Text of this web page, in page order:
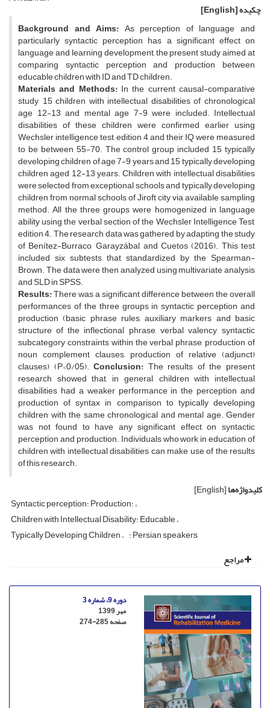
چکیده[English]
Background and Aims: As perception of language and
particularly syntactic perception has a significant effect on
language and learning development, the present study aimed at
comparing syntactic perception and production between
educable children with ID and TD children.
Materials and Methods:In the current causal-comparative
study, 15 children with intellectual disabilities of chronological
age 12-13 and mental age 7-9 were included. Intellectual
disabilities of these children were confirmed earlier using
Wechsler intelligence test, edition 4, and their IQ were measured
to be between 55-70. The control group included 15 typically
developing children of age 7-9 years and 15 typically developing
children aged 12-13 years. Children with intellectual disabilities
were selected from exceptional schools and typically developing
children from normal schools of Jiroft city via available sampling
method. All the three groups were homogenized in language
ability using the verbal section of the Wechsler Intelligence Test,
edition 4. The research data was gathered by adapting the study
of Benítez-Burraco, Garayzábal, and Cuetos (2016). This test
included six subtests that standardized by the Spearman-
Brown. The data were then analyzed using multivariate analysis
and SLD in SPSS.
Results:There was a significant difference between the overall
performances of the three groups in syntactic perception and
production (basic phrase rules, auxiliary markers and basic
structure of the inflectional phrase, verbal valency, syntactic
subcategory constraints within the verbal phrase, production of
noun complement clauses, production of relative (adjunct)
clauses) (P<0/05).Conclusion: The results of the present
research showed that, in general, children with intellectual
disabilities had a weaker performance in the perception and
production of syntax in comparison to typically developing
children with the same chronological and mental age. Gender
was not found to have any significant effect on syntactic
perception and production. Individuals who work in education of
children with intellectual disabilities can make use of the results
of this research.
کلیدواژه‌ها[English]
Children with Intellectual Disability؛ Educable
Typically Developing Children
؛ Persian speakers
مراجع
دوره 9، شماره 3
مهر 1399
صفحه274-285